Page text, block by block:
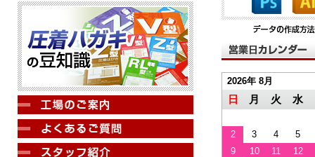
2026年 8月
日 月 火 水
2 3 4
5
9
10 11
12